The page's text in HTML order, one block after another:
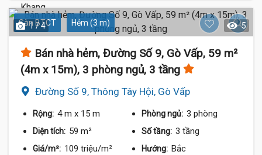
Sàn BTCT Hẻm (3 m)
1 / 4 5
Bán nhà hẻm, Đường Số 9, Gò Vấp, 59 m²
(4m x 15m), 3 phòng ngủ, 3 tầng
Đường Số 9, Thông Tây Hội, Gò Vấp
Rộng: 4 m x 15 m Phòng ngủ: 3 phòng
Diện tích: 59 m² Số tầng: 3 tầng
Giá/m²: 109 triệu/m² Hướng: Bắc